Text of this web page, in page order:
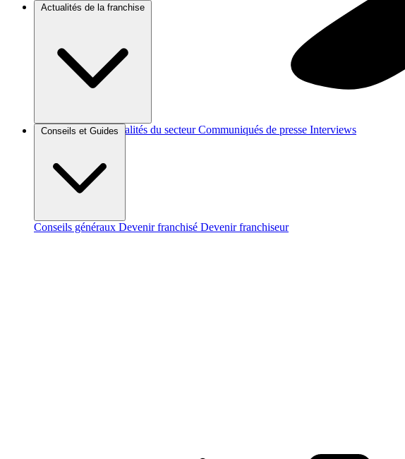
Actualités de la franchise
Brèves et actus Actualités du secteur Communiqués de presse Interviews
Conseils et Guides
Conseils généraux Devenir franchisé Devenir franchiseur